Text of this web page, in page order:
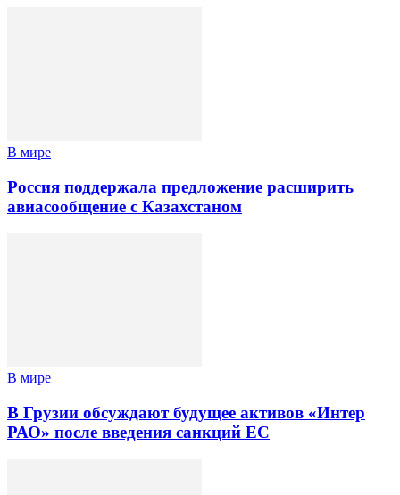
В мире
Россия поддержала предложение расширить
авиасообщение с Казахстаном
В мире
В Грузии обсуждают будущее активов «Интер
РАО» после введения санкций ЕС